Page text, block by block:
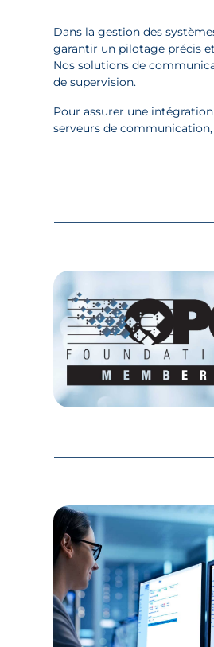
Dans la gestion des
garantir un pilotage précis
Nos solutions de
de supervision.
Pour assurer une
serveurs de